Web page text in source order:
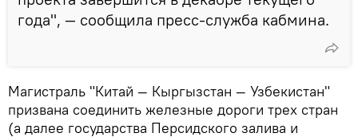
года", — сообщила пресс-служба кабмина.
Магистраль "Китай — Кыргызстан — Узбекистан"
призвана соединить железные дороги трех стран
(а далее государства Персидского залива и